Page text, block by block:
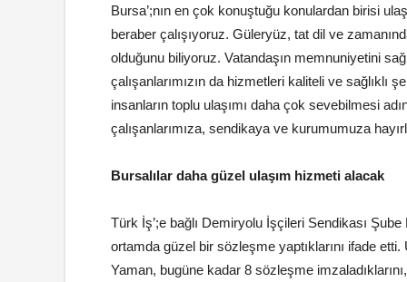
Bursa’;nın en çok konuştuğu konulardan birisi
beraber çalışıyoruz. Güleryüz, tat dil ve
olduğunu biliyoruz. Vatandaşın memnuniyetini
çalışanlarımızın da hizmetleri kaliteli ve sağlıklı
insanların toplu ulaşımı daha çok sevebilmesi
çalışanlarımıza, sendikaya ve kurumumuza
Bursalılar daha güzel ulaşım hizmeti alacak
Türk İş’;e bağlı Demiryolu İşçileri Sendikası
ortamda güzel bir sözleşme yaptıklarını ifade
Yaman, bugüne kadar 8 sözleşme